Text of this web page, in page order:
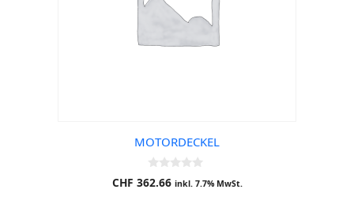
MOTORDECKEL
0
o
CHF 362.66 inkl. 7.7% MwSt.